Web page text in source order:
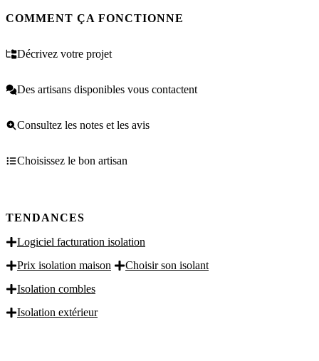
COMMENT ÇA FONCTIONNE
Décrivez votre projet
Des artisans disponibles vous contactent
Consultez les notes et les avis
Choisissez le bon artisan
TENDANCES
Logiciel facturation isolation
Prix isolation maison
Choisir son isolant
Isolation combles
Isolation extérieur